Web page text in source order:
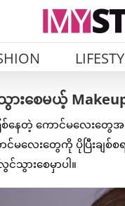
စေမယ့် Makeup
စ်နေတဲ့ ကောင်မလေးတွေ
ေးတွေကို ပိုပြီးချစ်စရ
ားစေမှာပါ။